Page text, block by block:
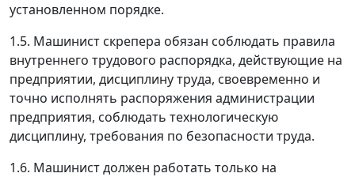
установленном порядке.
1.5. Машинист скрепера обязан соблюдать правила
внутреннего трудового распорядка, действующие на
предприятии, дисциплину труда, своевременно и
точно исполнять распоряжения администрации
предприятия, соблюдать технологическую
дисциплину, требования по безопасности труда.
1.6. Машинист должен работать только на